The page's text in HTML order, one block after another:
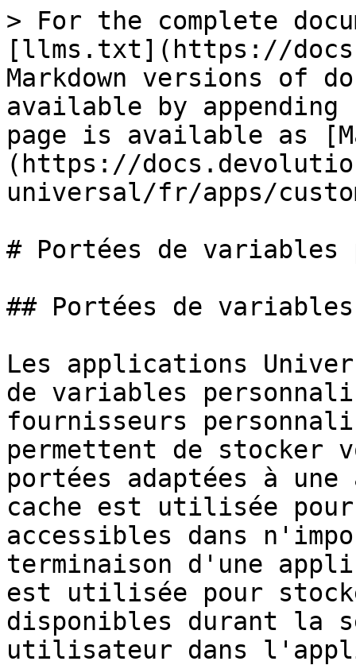
> For the complete
[llms.txt](https://
Markdown versions of
available by
page is available as
(https://
universal/fr/apps/
# Portées de variables
## Portées de
Les applications
de variables
fournisseurs
permettent de stocker
portées adaptées à
cache est utilisée
accessibles dans
terminaison d'une
est utilisée pour
disponibles durant la
utilisateur dans